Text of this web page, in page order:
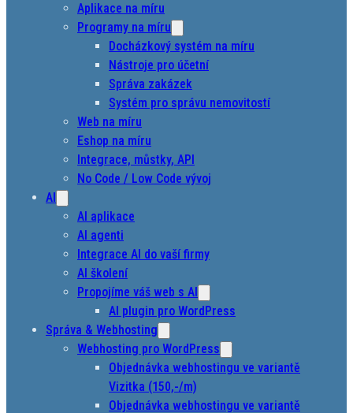
Aplikace na míru
Programy na míru
Docházkový systém na míru
Nástroje pro účetní
Správa zakázek
Systém pro správu nemovitostí
Web na míru
Eshop na míru
Integrace, můstky, API
No Code / Low Code vývoj
AI
AI aplikace
AI agenti
Integrace AI do vaší firmy
AI školení
Propojíme váš web s AI
AI plugin pro WordPress
Správa & Webhosting
Webhosting pro WordPress
Objednávka webhostingu ve variantě
Vizitka (150,-/m)
Objednávka webhostingu ve variantě